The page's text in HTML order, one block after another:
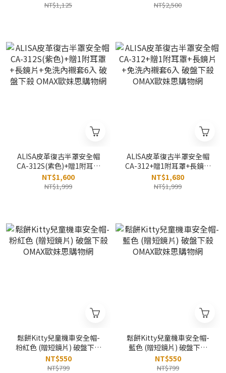
物網
NT$1,125 網
NT$2,500
ALISA皮革復古半罩安全帽
CA-312S(紫色)+贈1附耳罩
+長鏡片+免洗內襯套6入 破
盤下殺 OMAX歐妹思購物網
NT$1,600
NT$1,999
ALISA皮革復古半罩安全帽
CA-312+贈1附耳罩+長鏡片
+免洗內襯套6入 破盤下殺
OMAX歐妹思購物網
NT$1,680
NT$1,999
鬆餅Kitty兒童機車安全帽-
粉紅色 (贈短鏡片) 破盤下殺
OMAX歐妹思購物網
NT$550
NT$799
鬆餅Kitty兒童機車安全帽-
藍色 (贈短鏡片) 破盤下殺
OMAX歐妹思購物網
NT$550
NT$799